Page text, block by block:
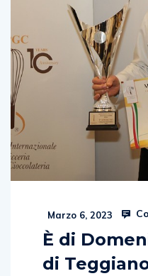
Marzo 6, 2023
È di
di